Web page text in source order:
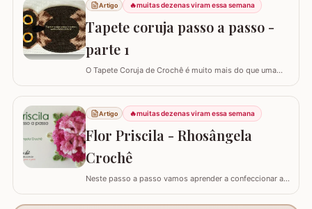
Artigo 🔥muitas dezenas viram essa semana
Tapete coruja passo a passo -
parte 1
O Tapete Coruja de Crochê é muito mais do que uma
sabedoria com a delicadeza do feito à mão. Embora a
coruja real consiga girar o pescoço em 270°, a nossa
versão em crochê é ainda mais versátil: podemos criá-
la em todas as cores e estilos,…
Artigo 🔥muitas dezenas viram essa semana
Flor Priscila - Rhosângela
Crochê
Neste passo a passo vamos aprender a confeccionar a
conhecer, curtir e adquirir os trabalhos desta artesã